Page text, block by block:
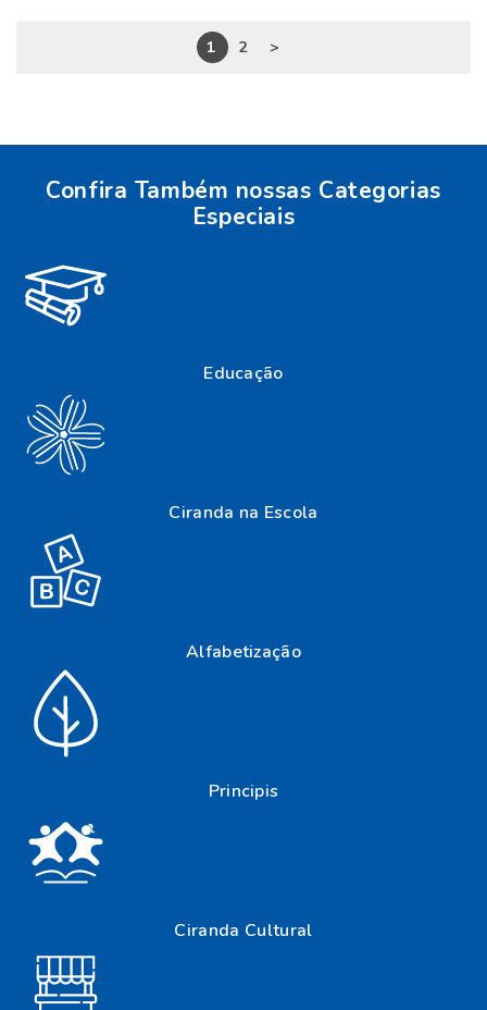
1 2 >
Confira Também nossas Categorias
Especiais